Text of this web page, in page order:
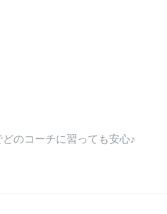
コーチに習っても安心♪